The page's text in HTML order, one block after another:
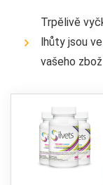
Trpělivě
lhůty jsou
vašeho